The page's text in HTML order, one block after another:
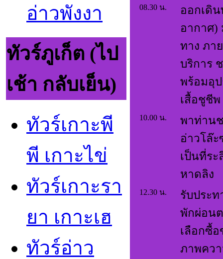
อ่าวพังงา
ทัวร์ภูเก็ต (ไป
เช้า กลับเย็น)
ทัวร์เกาะพี
พี เกาะไข่
ทัวร์เกาะรา
ยา เกาะเฮ
ทัวร์อ่าว
08.30 น.
ออกเดิน
อากาศ)
ทาง ภา
บริการ
พร้อมอุ
เสื้อชูชีพ
10.00 น.
พาท่าน
อ่าวโล๊ะ
เป็นที่ร
หาดลิง
12.30 น.
รับประ
พักผ่อน
เลือกซื้
ภาพคว